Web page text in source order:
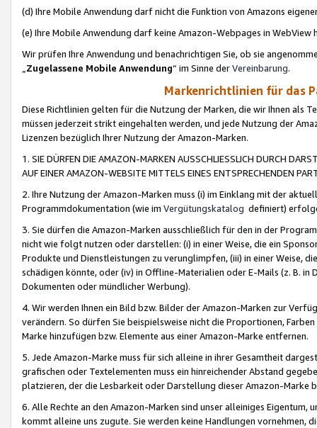
(d) Ihre Mobile Anwendung darf nicht die Funktion von Amazons
(e) Ihre Mobile Anwendung darf keine Amazon-Webpages in WebView
Wir prüfen Ihre Anwendung und benachrichtigen Sie, ob sie
„Zugelassene Mobile Anwendung“ im Sinne derVereinbarung.
Markenrichtlinien für das
Diese Richtlinien gelten für die Nutzung der Marken, die wir Ihnen als
müssen jederzeit strikt eingehalten werden, und jede Nutzung der
Lizenzen bezüglich Ihrer Nutzung der Amazon-Marken.
1. SIE DÜRFEN DIE AMAZON-MARKEN AUSSCHLIESSLICH DURCH
AUF EINER AMAZON-WEBSITE MITTELS EINES ENTSPRECHENDEN
2. Ihre Nutzung der Amazon-Marken muss (i) im Einklang mit der
Programmdokumentation (wie im Vergütungskatalog definiert)
3. Sie dürfen die Amazon-Marken ausschließlich für den in der
nicht wie folgt nutzen oder darstellen: (i) in einer Weise, die ein
Produkte und Dienstleistungen zu verunglimpfen, (iii) in einer Weise,
schädigen könnte, oder (iv) in Offline-Materialien oder E-Mails (z. B. in
Dokumenten oder mündlicher Werbung).
4. Wir werden Ihnen ein Bild bzw. Bilder der Amazon-Marken zur
verändern. So dürfen Sie beispielsweise nicht die Proportionen,
Marke hinzufügen bzw. Elemente aus einer Amazon-Marke entfernen.
5. Jede Amazon-Marke muss für sich alleine in ihrer Gesamtheit
grafischen oder Textelementen muss ein hinreichender Abstand
platzieren, der die Lesbarkeit oder Darstellung dieser Amazon-Marke
6. Alle Rechte an den Amazon-Marken sind unser alleiniges
kommt alleine uns zugute. Sie werden keine Handlungen vornehmen,